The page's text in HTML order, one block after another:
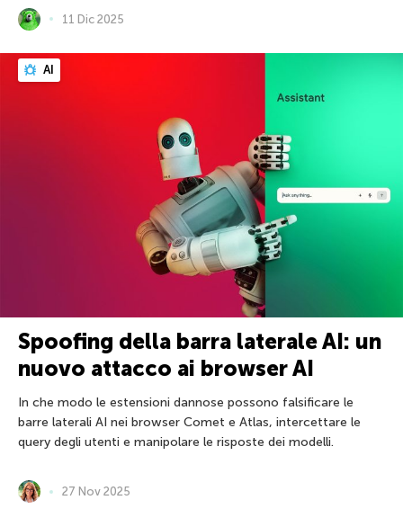
11 Dic 2025
AI
Spoofing della barra laterale AI: un
nuovo attacco ai browser AI
In che modo le estensioni dannose possono falsificare le
barre laterali AI nei browser Comet e Atlas, intercettare le
query degli utenti e manipolare le risposte dei modelli.
27 Nov 2025